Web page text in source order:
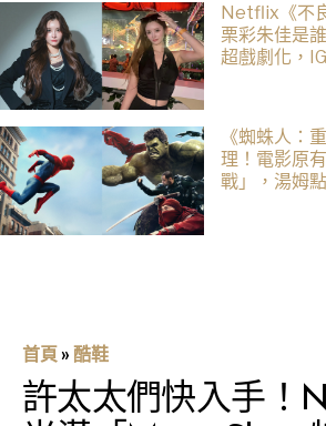
Netflix《不
栗彩朱佳是
超戲劇化，
《蜘蛛人：
理！電影原
戰」，湯姆
首頁 » 酷鞋
許太太們快入手！